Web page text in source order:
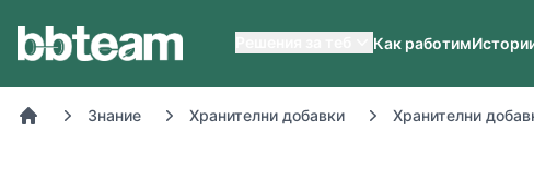
Как работим
Знание Хранителни добавки Хранителни